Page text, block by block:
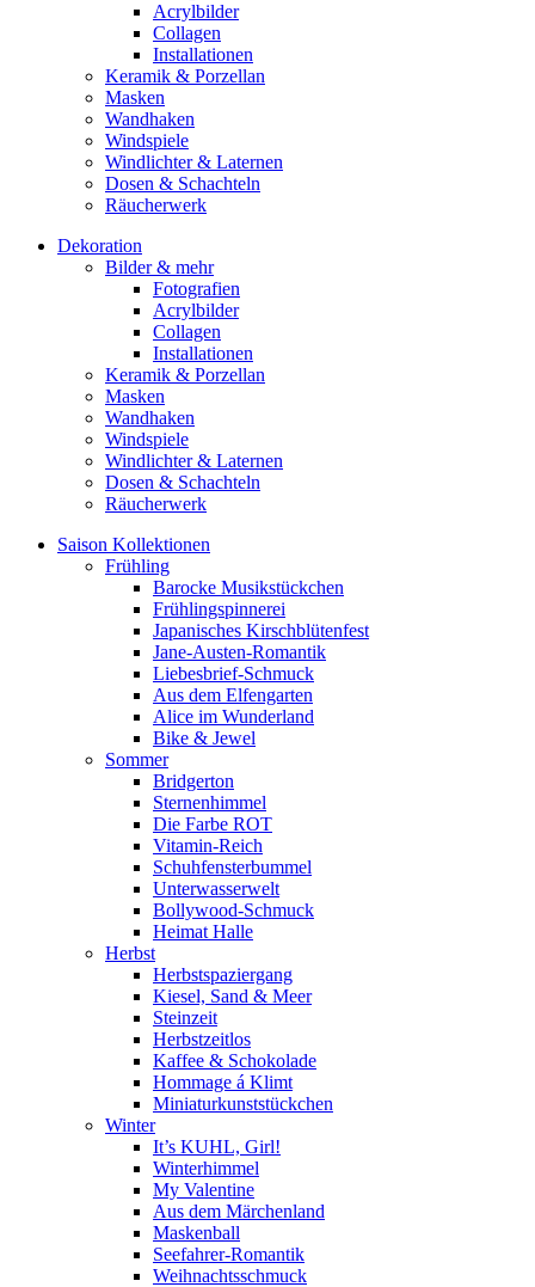
Acrylbilder
Collagen
Installationen
Keramik & Porzellan
Masken
Wandhaken
Windspiele
Windlichter & Laternen
Dosen & Schachteln
Räucherwerk
Dekoration
Bilder & mehr
Fotografien
Acrylbilder
Collagen
Installationen
Keramik & Porzellan
Masken
Wandhaken
Windspiele
Windlichter & Laternen
Dosen & Schachteln
Räucherwerk
Saison Kollektionen
Frühling
Barocke Musikstückchen
Frühlingspinnerei
Japanisches Kirschblütenfest
Jane-Austen-Romantik
Liebesbrief-Schmuck
Aus dem Elfengarten
Alice im Wunderland
Bike & Jewel
Sommer
Bridgerton
Sternenhimmel
Die Farbe ROT
Vitamin-Reich
Schuhfensterbummel
Unterwasserwelt
Bollywood-Schmuck
Heimat Halle
Herbst
Herbstspaziergang
Kiesel, Sand & Meer
Steinzeit
Herbstzeitlos
Kaffee & Schokolade
Hommage á Klimt
Miniaturkunststückchen
Winter
It’s KUHL, Girl!
Winterhimmel
My Valentine
Aus dem Märchenland
Maskenball
Seefahrer-Romantik
Weihnachtsschmuck